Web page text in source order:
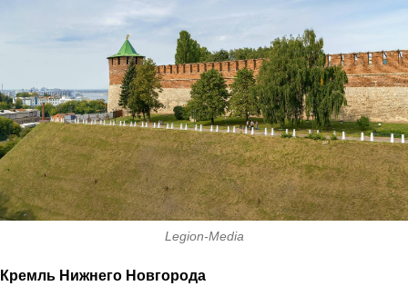
Legion-Media
Кремль Нижнего Новгорода